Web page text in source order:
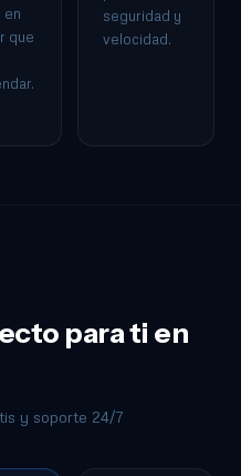
en
que
seguridad y
velocidad.
para ti en
y soporte 24/7